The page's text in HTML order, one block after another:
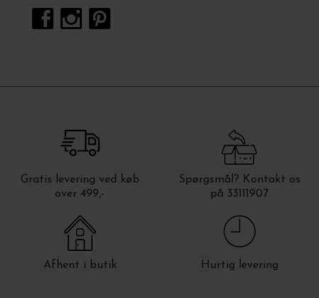
Gratis levering ved køb
over 499,-
Spørgsmål? Kontakt os
på 33111907
Afhent i butik Hurtig levering